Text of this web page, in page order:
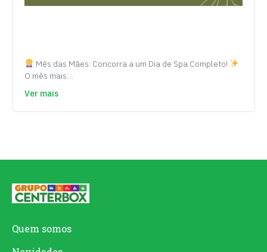
Mês das Mães: Concorra a um Dia de Spa Completo!
O mês mais…
Ver mais
Quem somos